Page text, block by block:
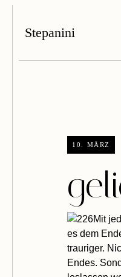
Stepanini
10. MÄRZ
Mit
es dem
trauriger.
Endes.